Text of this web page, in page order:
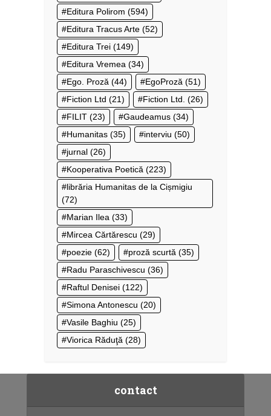
Editura Polirom (594)
Editura Tracus Arte (52)
Editura Trei (149)
Editura Vremea (34)
Ego. Proză (44) EgoProză (51)
Fiction Ltd (21) Fiction Ltd. (26)
FILIT (23) Gaudeamus (34)
Humanitas (35) interviu (50)
jurnal (26)
Kooperativa Poetică (223)
librăria Humanitas de la Cișmigiu
(72)
Marian Ilea (33)
Mircea Cărtărescu (29)
poezie (62) proză scurtă (35)
Radu Paraschivescu (36)
Raftul Denisei (122)
Simona Antonescu (20)
Vasile Baghiu (25)
Viorica Răduţă (28)
contact